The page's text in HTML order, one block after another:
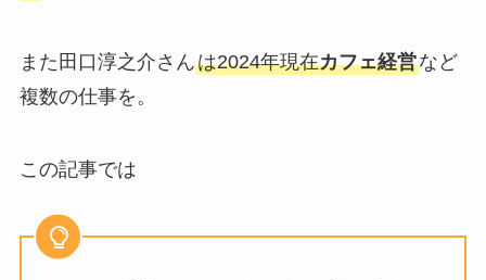
また田口淳之介さんは2024年現在カフェ経営など
複数の仕事を。
この記事では